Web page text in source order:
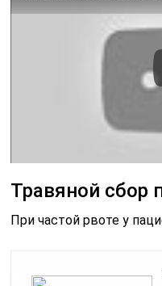
Травяной сбор
При частой рвоте у